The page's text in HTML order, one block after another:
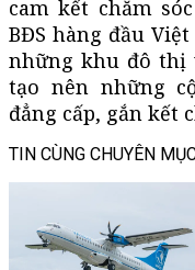
cam kết chăm
BĐS hàng đầu
những khu đô thị
tạo nên những
đẳng cấp, gắn kết
TIN CÙNG CHUYÊN